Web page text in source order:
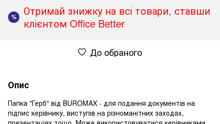
%
Отримай знижку на всі товари, ставши
клієнтом Office Better
До обраного
Опис
Папка "Герб" від BUROMAX - для подання документів на
підпис керівнику, виступів на різноманітних заходах,